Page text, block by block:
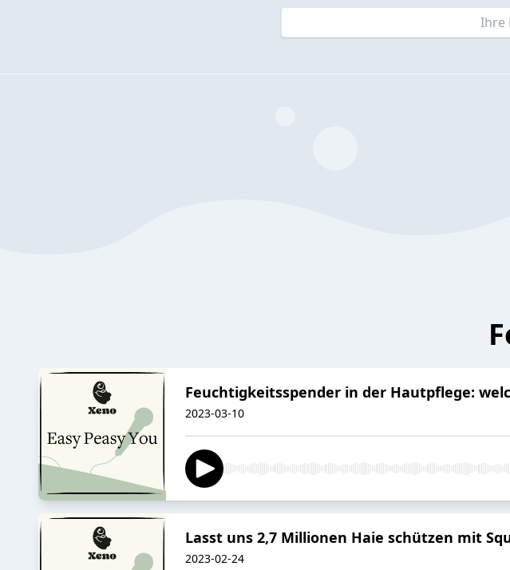
Feuchtigkeitsspender in der Hautpflege:
2023-03-10
Lasst uns 2,7 Millionen Haie schützen mit
2023-02-24